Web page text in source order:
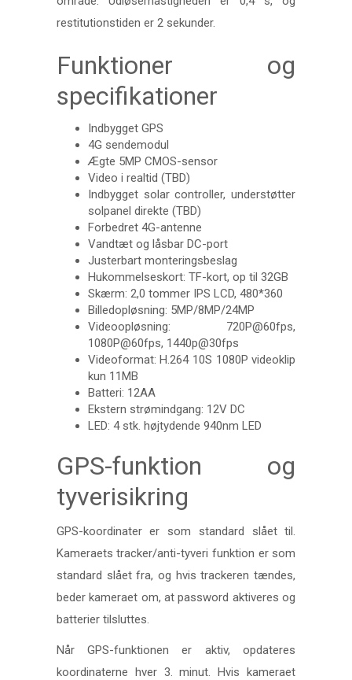
restitutionstiden er 2 sekunder.
Funktioner og
specifikationer
Indbygget GPS
4G sendemodul
Ægte 5MP CMOS-sensor
Video i realtid (TBD)
Indbygget solar controller, understøtter
solpanel direkte (TBD)
Forbedret 4G-antenne
Vandtæt og låsbar DC-port
Justerbart monteringsbeslag
Hukommelseskort: TF-kort, op til 32GB
Skærm: 2,0 tommer IPS LCD, 480*360
Billedopløsning: 5MP/8MP/24MP
Videoopløsning: 720P@60fps,
1080P@60fps, 1440p@30fps
Videoformat: H.264 10S 1080P videoklip
kun 11MB
Batteri: 12AA
Ekstern strømindgang: 12V DC
LED: 4 stk. højtydende 940nm LED
GPS-funktion og
tyverisikring
GPS-koordinater er som standard slået til.
Kameraets tracker/anti-tyveri funktion er som
standard slået fra, og hvis trackeren tændes,
beder kameraet om, at password aktiveres og
batterier tilsluttes.
Når GPS-funktionen er aktiv, opdateres
koordinaterne hver 3. minut. Hvis kameraet